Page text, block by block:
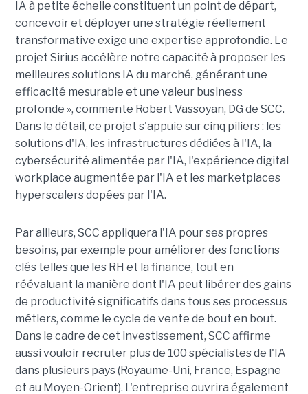
IA à petite échelle constituent un point de départ,
concevoir et déployer une stratégie réellement
transformative exige une expertise approfondie. Le
projet Sirius accélère notre capacité à proposer les
meilleures solutions IA du marché, générant une
efficacité mesurable et une valeur business
profonde », commente Robert Vassoyan, DG de SCC.
Dans le détail, ce projet s'appuie sur cinq piliers : les
solutions d'IA, les infrastructures dédiées à l'IA, la
cybersécurité alimentée par l'IA, l'expérience digital
workplace augmentée par l'IA et les marketplaces
hyperscalers dopées par l'IA.
Par ailleurs, SCC appliquera l'IA pour ses propres
besoins, par exemple pour améliorer des fonctions
clés telles que les RH et la finance, tout en
réévaluant la manière dont l'IA peut libérer des gains
de productivité significatifs dans tous ses processus
métiers, comme le cycle de vente de bout en bout.
Dans le cadre de cet investissement, SCC affirme
aussi vouloir recruter plus de 100 spécialistes de l'IA
dans plusieurs pays (Royaume-Uni, France, Espagne
et au Moyen-Orient). L'entreprise ouvrira également